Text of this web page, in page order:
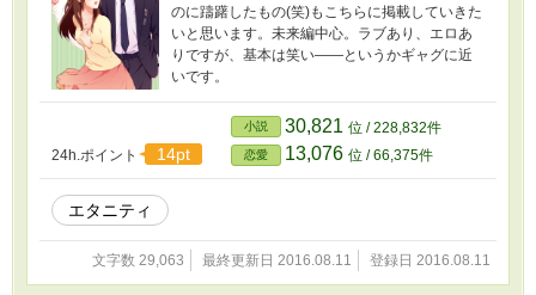
のに躊躇したもの(笑)もこちらに掲載していきた
いと思います。未来編中心。ラブあり、エロあ
りですが、基本は笑い――というかギャグに近
いです。
24h.ポイント 14pt
小説 30,821 位 / 228,832件
恋愛 13,076 位 / 66,375件
エタニティ
文字数 29,063 最終更新日 2016.08.11 登録日 2016.08.11